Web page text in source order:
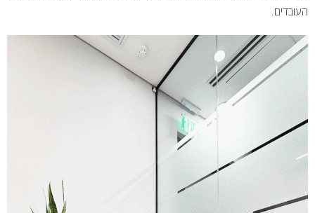
העובדים.